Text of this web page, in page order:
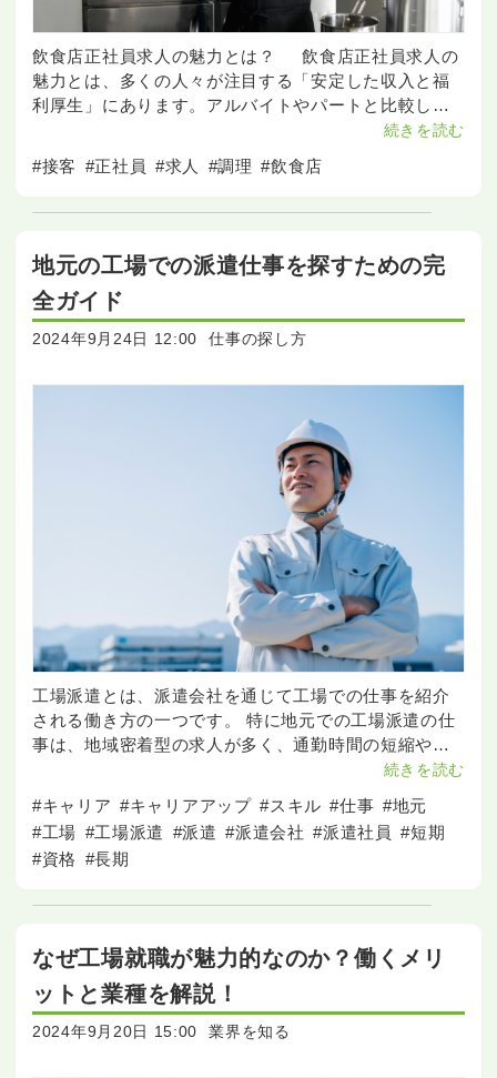
飲食店正社員求人の魅力とは？ 飲食店正社員求人の
魅力とは、多くの人々が注目する「安定した収入と福
利厚生」にあります。アルバイトやパートと比較し
て、正社員として働くことで、毎月の収入が安定し、
生活の計画を立てやすくなります。また
#接客 #正社員 #求人 #調理 #飲食店
続きを読む
地元の工場での派遣仕事を探すための完
全ガイド
2024年9月24日 12:00 仕事の探し方
工場派遣とは、派遣会社を通じて工場での仕事を紹介
される働き方の一つです。 特に地元での工場派遣の仕
事は、地域密着型の求人が多く、通勤時間の短縮や地
域経済への貢献といったメリットがあります。 この記
事では、地元の工場派遣で働くことの利点やデメリッ
ト、
#キャリア #キャリアアップ #スキル #仕事 #地元
#工場 #工場派遣 #派遣 #派遣会社 #派遣社員
#短期
#資格 #長期
続きを読む
なぜ工場就職が魅力的なのか？働くメリ
ットと業種を解説！
2024年9月20日 15:00 業界を知る